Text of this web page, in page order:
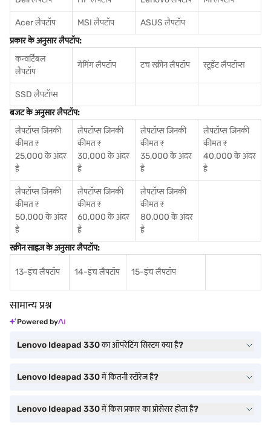
Acer लैपटॉप MSI लैपटॉप
ASUS लैपटॉप
प्रकार के अनुसार लैपटॉप:
कन्वर्टिबल
लैपटॉप
गेमिंग लैपटॉप टच स्क्रीन लैपटॉप स्टूडेंट लैपटॉप्स
SSD लैपटॉप्स
बजट के अनुसार लैपटॉप:
लैपटॉप्स जिनकी
कीमत ₹
25,000 के अंदर
है
लैपटॉप्स जिनकी
कीमत ₹
30,000 के अंदर
है
लैपटॉप्स जिनकी
कीमत ₹
35,000 के अंदर
है
लैपटॉप्स जिनकी
कीमत ₹
40,000 के अंदर
है
लैपटॉप्स जिनकी
कीमत ₹
50,000 के अंदर
है
लैपटॉप्स जिनकी
कीमत ₹
60,000 के अंदर
है
लैपटॉप्स जिनकी
कीमत ₹
80,000 के अंदर
है
स्क्रीन साइज़ के अनुसार लैपटॉप:
13-इंच लैपटॉप 14-इंच लैपटॉप 15-इंच लैपटॉप
सामान्य प्रश्न
Powered by
Lenovo Ideapad 330 का ऑपरेटिंग सिस्टम क्या है?
Lenovo Ideapad 330 में कितनी स्टोरेज है?
Lenovo Ideapad 330 में किस प्रकार का प्रोसेसर होता है?